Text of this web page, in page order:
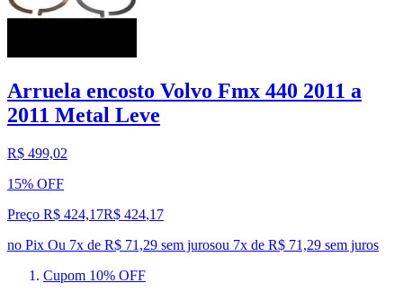
Arruela encosto Volvo Fmx 440 2011 a
2011 Metal Leve
R$ 499,02
15% OFF
Preço R$ 424,17R$ 424,17
no Pix Ou 7x de R$ 71,29 sem jurosou 7x de R$ 71,29 sem juros
Cupom 10% OFF